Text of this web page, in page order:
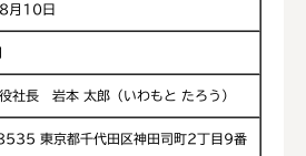
月10日
社長 岩本 太郎（いわもと たろう）
東京都千代田区神田司町2丁目9番